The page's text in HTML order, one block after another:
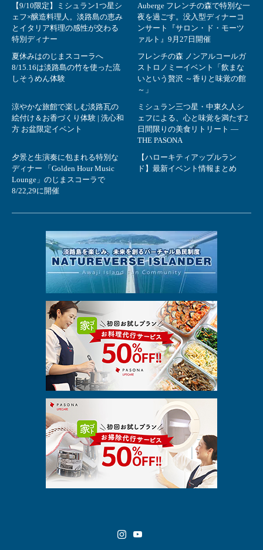
【9/10限定】ミシュラン1つ星シ
ェフ×醸造料理人。淡路島の恵み
とイタリア料理の感性が交わる
特別ディナー
Auberge フレンチの森で特別な一
夜を過ごす。没入型ディナーコ
ンサート『サロン・ド・モーツ
ァルト』9月27日開催
夏休みはのじまスコーラへ
8/15.16は淡路島の竹を使った流
しそうめん体験
フレンチの森 ノンアルコールガ
ストロノミーイベント「飲まな
いという贅沢 ～香りと味覚の館
～」
涼やかな旅館で楽しむ淡路瓦の
絵付け＆お香づくり体験 | 洗心和
方 お盆限定イベント
ミシュラン三つ星・中東久人シ
ェフによる、心と味覚を満たす2
日間限りの美食リトリート ―
THE PASONA
夕景と生演奏に包まれる特別な
ディナー 「Golden Hour Music
Lounge」のじまスコーラで
8/22,29に開催
【ハローキティアップルラン
ド】最新イベント情報まとめ